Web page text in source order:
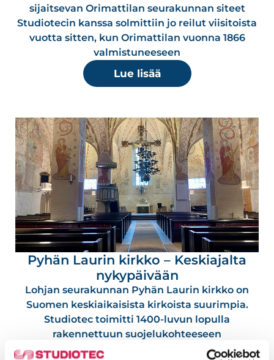
sijaitsevan Orimattilan seurakunnan siteet
Studiotecin kanssa solmittiin jo reilut viisitoista
vuotta sitten, kun Orimattilan vuonna 1866
valmistuneeseen
Lue lisää
Pyhän Laurin kirkko – Keskiajalta
nykypäivään
Lohjan seurakunnan Pyhän Laurin kirkko on
Suomen keskiaikaisista kirkoista suurimpia.
Studiotec toimitti 1400-luvun lopulla
rakennettuun suojelukohteeseen
täsmäkaiuttimilla varustetut